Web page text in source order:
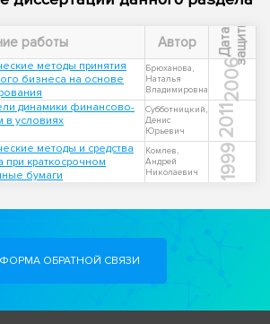
работы Автор Д
а
т
а
з
а
щ
и
т ы
методы принятия
бизнеса на основе
Брюханова,
Наталья
Владимировна
2006
динамики финансово-
в условиях
Субботницкий,
Денис
Юрьевич
2011
методы и средства
при краткосрочном
бумаги
Комлев,
Андрей
Николаевич
1999
ФОРМА ОБРАТНОЙ СВЯЗИ